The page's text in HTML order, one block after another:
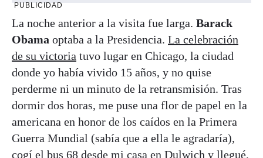
PUBLICIDAD
La noche anterior a la visita fue larga. Barack
Obama optaba a la Presidencia. La celebración
de su victoria tuvo lugar en Chicago, la ciudad
donde yo había vivido 15 años, y no quise
perderme ni un minuto de la retransmisión. Tras
dormir dos horas, me puse una flor de papel en la
americana en honor de los caídos en la Primera
Guerra Mundial (sabía que a ella le agradaría),
cogí el bus 68 desde mi casa en Dulwich y llegué,